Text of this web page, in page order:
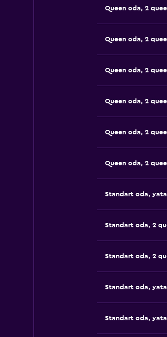
Queen oda, 2
Queen oda, 2
Queen oda, 2
Queen oda, 2
Queen oda, 2
Queen oda, 2
Standart oda,
Standart oda, 2
Standart oda, 2
Standart oda,
Standart oda,